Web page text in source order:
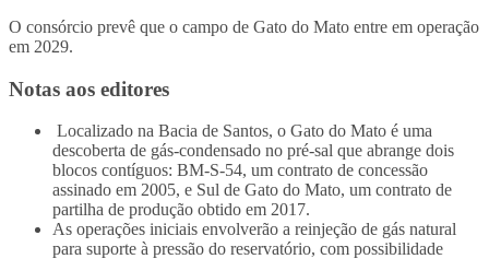
O consórcio prevê que o campo de Gato do Mato entre em operação
em 2029.
Notas aos editores
Localizado na Bacia de Santos, o Gato do Mato é uma
descoberta de gás-condensado no pré-sal que abrange dois
blocos contíguos: BM-S-54, um contrato de concessão
assinado em 2005, e Sul de Gato do Mato, um contrato de
partilha de produção obtido em 2017.
As operações iniciais envolverão a reinjeção de gás natural
para suporte à pressão do reservatório, com possibilidade